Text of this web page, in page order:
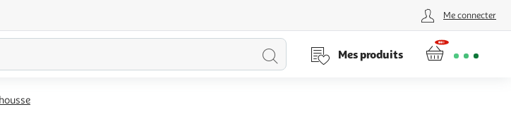
Me connecter
Lancer
Mes produits